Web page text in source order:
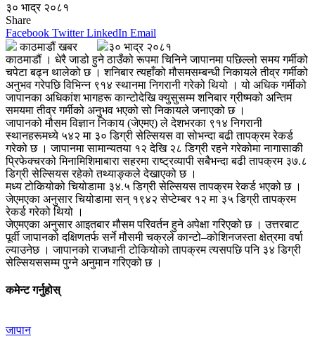
३० भाद्र २०८१
Share
Facebook Twitter LinkedIn Email
काठमाडौं खबर
३० भाद्र २०८१
काठमाडौं । धेरै जाडो हुने ठाउँको रूपमा चिनिने जापानमा पछिल्लो समय गर्मीको
चपेटा बढ्न थालेको छ । शनिबार त्यहाँको मौसमसम्बन्धी निकायले तीव्र गर्मीको
अनुभव गरेपछि विभिन्न ९१४ स्थानमा निगरानी गरेको थियो । यो अधिक गर्मीको
जापानका अधिकांश भागहरू कान्टोदेखि क्युसुसम्म शनिबार ग्रीष्मको अन्तिम
समयमा तीव्र गर्मीको अनुभव भएको सो निकायले जनाएको छ ।
जापानको मौसम विज्ञान निकाय (जेएमए) ले देशभरका ९१४ निगरानी
स्थानहरूमध्ये ५४२ मा ३० डिग्री सेल्सियस वा सोभन्दा बढी तापक्रम रेकर्ड
गरेको छ । जापानमा सामान्यतया १२ देखि २८ डिग्री रहने गरेकोमा नागासाकी
प्रिफेक्चरको मिनामिशिमाबारा सहरमा राष्ट्रव्यापी सबैभन्दा बढी तापक्रम ३७.८
डिग्री सेल्सियस रहेको तथ्याङ्कले देखाएको छ ।
मध्य टोकियोको चियोडामा ३४.५ डिग्री सेल्सियस तापक्रम रेकर्ड भएको छ ।
जेएमएका अनुसार चियोडामा सन् १९४२ सेप्टेम्बर १२ मा ३५ डिग्री तापक्रम
रेकर्ड गरेको थियो ।
जेएमएका अनुसार आइतबार मौसम परिवर्तन हुने अपेक्षा गरिएको छ । उत्तरबाट
पूर्वी जापानको दक्षिणतर्फ सर्ने मौसमी चक्रले कान्टो–कोशिनजस्ता क्षेत्रमा वर्षा
ल्याउनेछ । जापानको राजधानी टोकियोको तापक्रम त्यसपछि पनि ३४ डिग्री
सेल्सियससम्म पुग्ने अनुमान गरिएको छ ।
कमेन्ट गर्नुहोस्
जापान